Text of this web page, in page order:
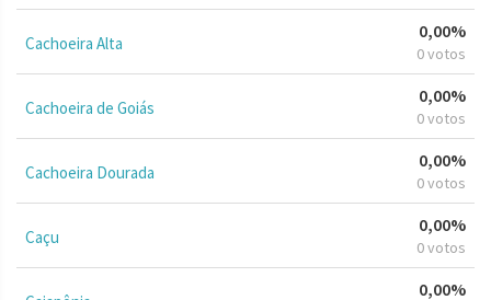
Cachoeira Alta
0,00%
0 votos
Cachoeira de Goiás
0,00%
0 votos
Cachoeira Dourada
0,00%
0 votos
Caçu
0,00%
0 votos
0,00%